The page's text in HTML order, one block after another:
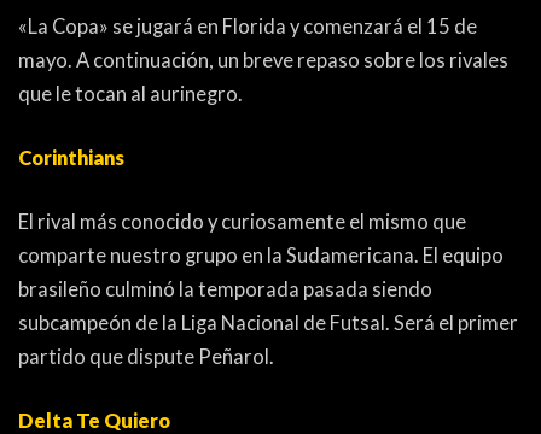
ENTREVISTAS
TRIBUNA
ENCUESTAS
EDITORIALES
«La Copa» se jugará en Florida y comenzará el 15 de
mayo. A continuación, un breve repaso sobre los rivales
que le tocan al aurinegro.
Corinthians
El rival más conocido y curiosamente el mismo que
comparte nuestro grupo en la Sudamericana. El equipo
brasileño culminó la temporada pasada siendo
subcampeón de la Liga Nacional de Futsal. Será el primer
partido que dispute Peñarol.
Delta Te Quiero